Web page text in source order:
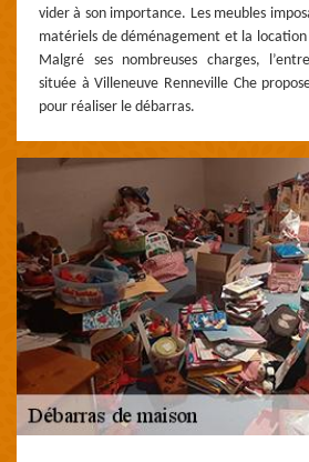
vider à son importance. Les meubles
matériels de déménagement et la location
Malgré ses nombreuses charges,
située à Villeneuve Renneville Che
pour réaliser le débarras.